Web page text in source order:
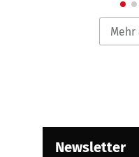
Mehr
Newsletter